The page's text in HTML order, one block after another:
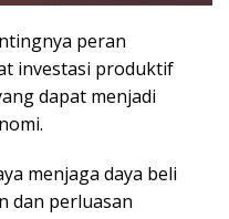
peran
investasi produktif
dapat menjadi
menjaga daya beli
dan perluasan